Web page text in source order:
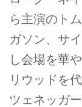
ら主演のト
ガソン、サ
し会場を華
リウッドを
ツェネッガ